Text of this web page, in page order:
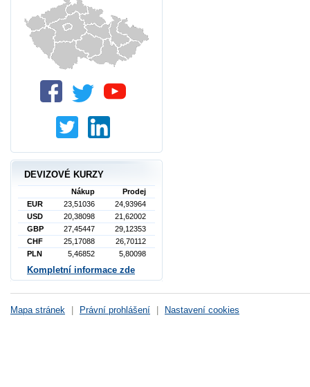
DEVIZOVÉ KURZY
Nákup
Prodej
EUR
23,51036
24,93964
USD
20,38098
21,62002
GBP
27,45447
29,12353
CHF
25,17088
26,70112
PLN
5,46852 5,80098
Kompletní informace zde
Mapa stránek Právní prohlášení Nastavení cookies